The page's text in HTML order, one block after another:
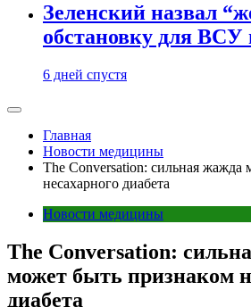
Зеленский назвал
обстановку для ВСУ
6 дней спустя
Главная
Новости медицины
The Conversation: сильная жажда
несахарного диабета
Новости медицины
The Conversation:
может быть признаком
диабета